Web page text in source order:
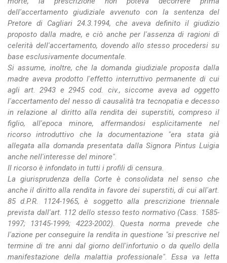
dell'accertamento giudiziale avvenuto con la sentenza del
Pretore di Cagliari 24.3.1994, che aveva definito il giudizio
proposto dalla madre, e ciò anche per l'assenza di ragioni di
celerità dell'accertamento, dovendo allo stesso procedersi su
base esclusivamente documentale.
Si assume, inoltre, che la domanda giudiziale proposta dalla
madre aveva prodotto l'effetto interruttivo permanente di cui
agli art. 2943 e 2945 cod. civ., siccome aveva ad oggetto
l'accertamento del nesso di causalità tra tecnopatia e decesso
in relazione al diritto alla rendita dei superstiti, compreso il
figlio, all'epoca minore, affermandosi esplicitamente nel
ricorso introduttivo che la documentazione "era stata già
allegata alla domanda presentata dalla Signora Pintus Luigia
anche nell'interesse del minore".
Il ricorso è infondato in tutti i profili di censura.
La giurisprudenza della Corte è consolidata nel senso che
anche il diritto alla rendita in favore dei superstiti, di cui all'art.
85 d.P.R. 1124-1965, è soggetto alla prescrizione triennale
prevista dall'art. 112 dello stesso testo normativo (Cass. 1585-
1997; 13145-1999; 4223-2002). Questa norma prevede che
l'azione per conseguire la rendita in questione "si prescrive nel
termine di tre anni dal giorno dell'infortunio o da quello della
manifestazione della malattia professionale". Essa va letta